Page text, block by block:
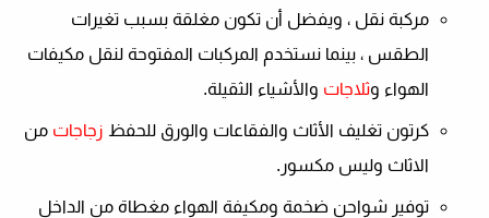
مركبة نقل ، ويفضل أن تكون مغلقة بسبب تغيرات
الطقس ، بينما نستخدم المركبات المفتوحة لنقل مكيفات
الهواء وثلاجات والأشياء الثقيلة.
كرتون تغليف الأثاث والفقاعات والورق للحفظ زجاجات من
الاثاث وليس مكسور.
توفير شواحن ضخمة ومكيفة الهواء مغطاة من الداخل